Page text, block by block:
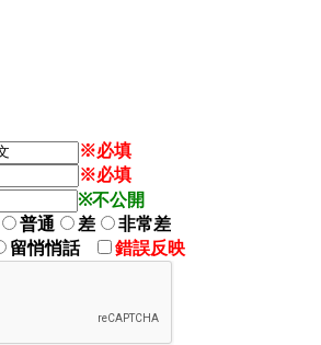
※必填
※必填
※不公開
普通 差
非常差
留悄悄話 錯誤反映